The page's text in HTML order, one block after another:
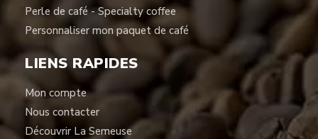
Perle de café - Specialty coffee
Personnaliser mon paquet de café
LIENS RAPIDES
Mon compte
Nous contacter
Découvrir La Semeuse